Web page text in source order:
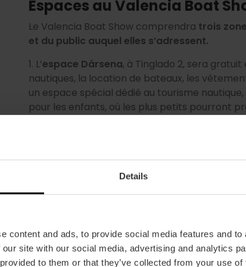
Details
content and ads, to provide social media features and
site with our social media, advertising and analytics
to them or that they’ve collected from your use
Espaces au Valencia Boat
Le Valencia Boat Show comprendra trois
et du public auquel elles s’adressent.
1. L’espace Dársena, à Tinglado 2, sera
nautiques, la location de bateaux, les
un espace spécial dédié au tourisme
pour les enfants, où les plus petits pourront
l’industrie nautique, aux services
ports, au refit & repair et à l’entretien des
espace Mar abierto, le plus grand,
des chantiers navals, à sec ou à flot.
L’accès à ces deux dernières zones est
Venez, découvrez et naviguez :)